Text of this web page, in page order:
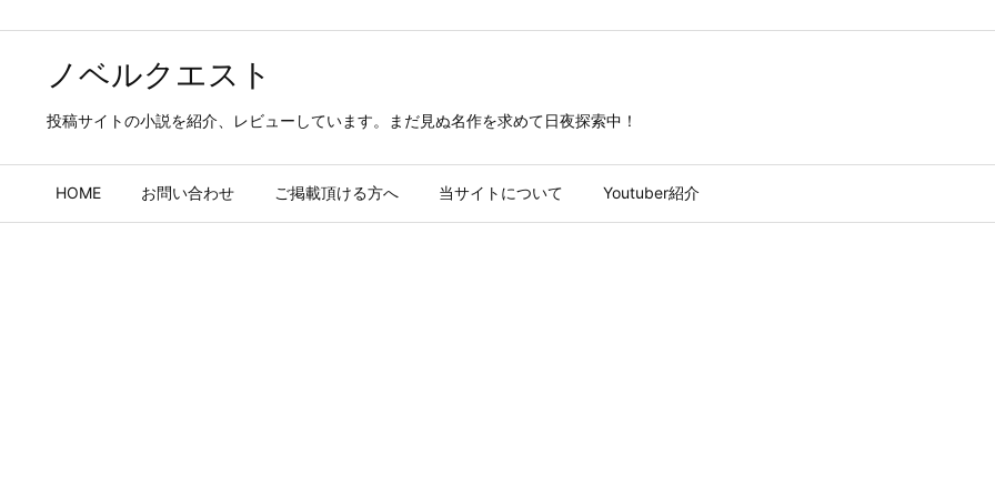
ノベルクエスト
投稿サイトの小説を紹介、レビューしています。まだ見ぬ名作を求めて日夜探索中！
HOME お問い合わせ ご掲載頂ける方へ 当サイトについて Youtuber紹介